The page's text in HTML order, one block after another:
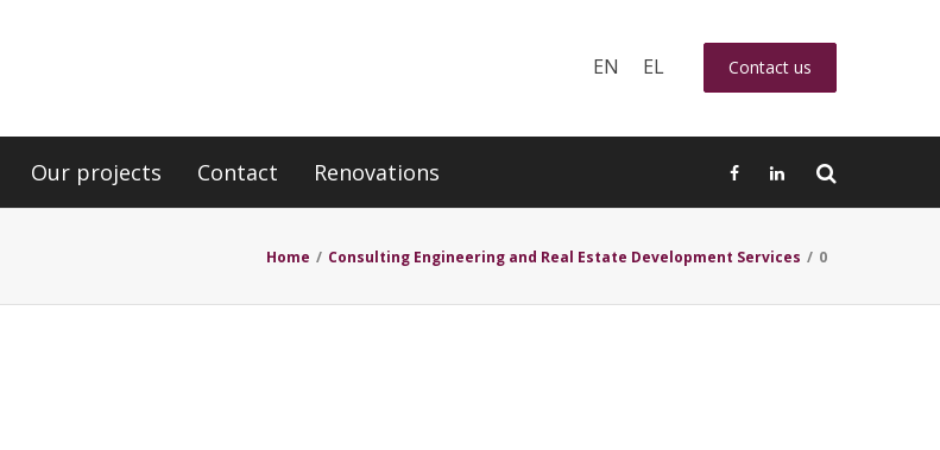
EN EL Contact us
Our projects Contact Renovations
Home / Consulting Engineering and Real Estate Development Services / 0